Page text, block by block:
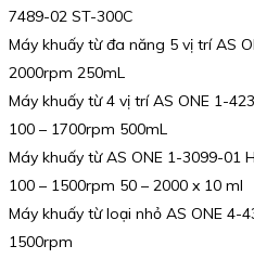
7489-02 ST-300C
Máy khuấy từ đa năng 5 vị trí AS
2000rpm 250mL
Máy khuấy từ 4 vị trí AS ONE 1-
100 – 1700rpm 500mL
Máy khuấy từ AS ONE 1-3099-01
100 – 1500rpm 50 – 2000 x 10 ml
Máy khuấy từ loại nhỏ AS ONE 4-
1500rpm